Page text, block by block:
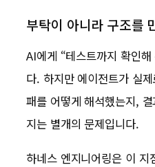
부탁이 아니라 구조를
AI에게 “테스트까지 확인
다. 하지만 에이전트가 실
패를 어떻게 해석했는지,
지는 별개의 문제입니다.
하네스 엔지니어링은 이